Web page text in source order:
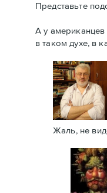
Представьте
А у американцев
в таком духе, в
Жаль, не